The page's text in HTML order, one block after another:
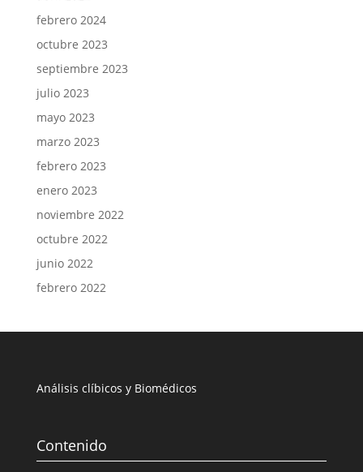
febrero 2024
octubre 2023
septiembre 2023
julio 2023
mayo 2023
marzo 2023
febrero 2023
enero 2023
noviembre 2022
octubre 2022
junio 2022
febrero 2022
Análisis clíbicos y Biomédicos
Contenido